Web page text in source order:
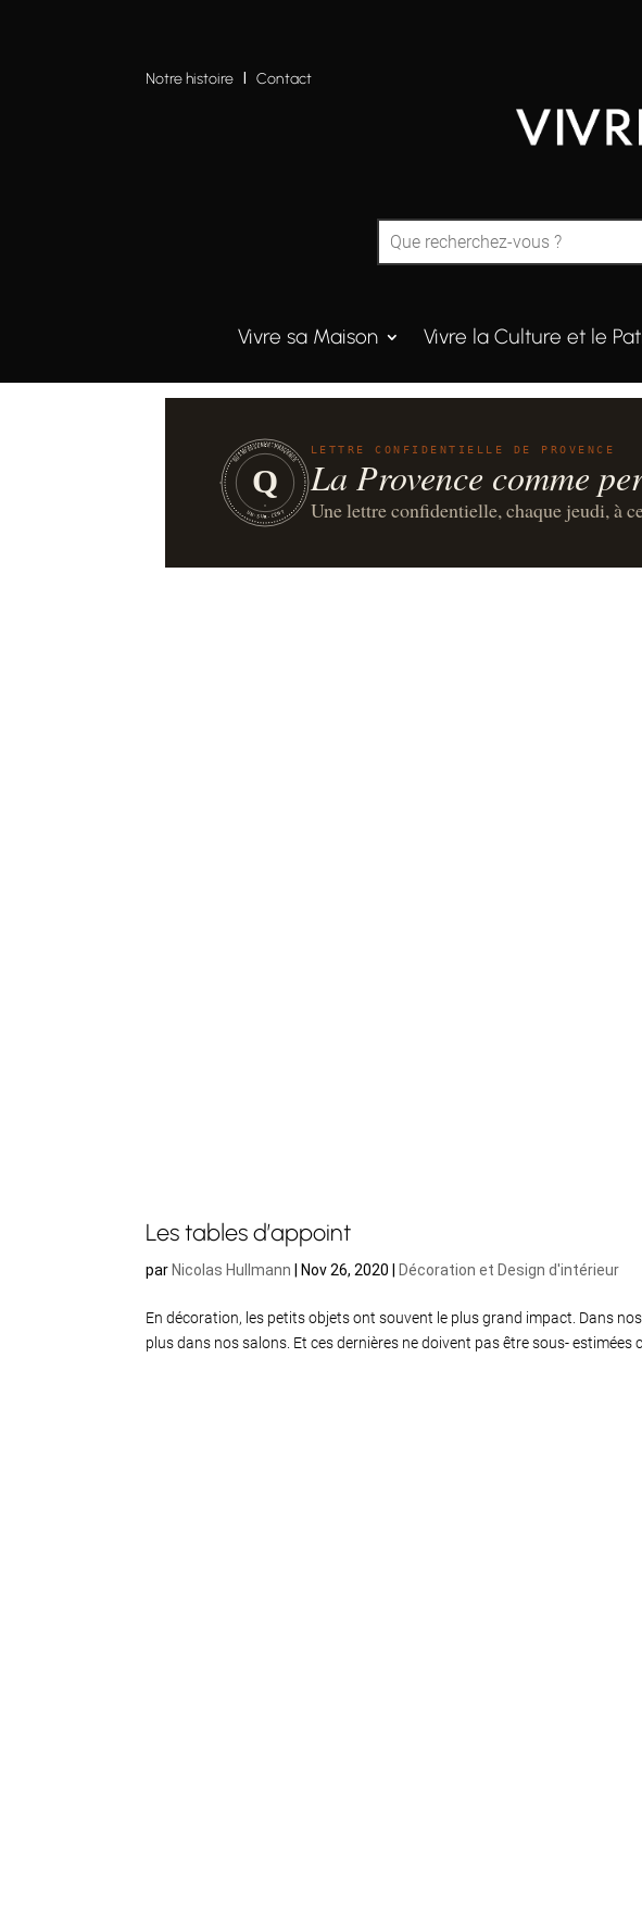
Notre histoire IContact
Vivre sa Maison Vivre la Culture et le
QUINTESSENCE·PROVENCE
UN·SUR·CENT
Q
LETTRE CONFIDENTIELLE DE PROVENCE
La Provence comme
Une lettre confidentielle, chaque jeudi, à
Les tables d’appoint
par Nicolas Hullmann Nov 26, 2020 Décoration et Design d'intérieur
En décoration, les petits objets ont souvent le plus grand impact. Dans
plus dans nos salons. Et ces dernières ne doivent pas être sous- estimées